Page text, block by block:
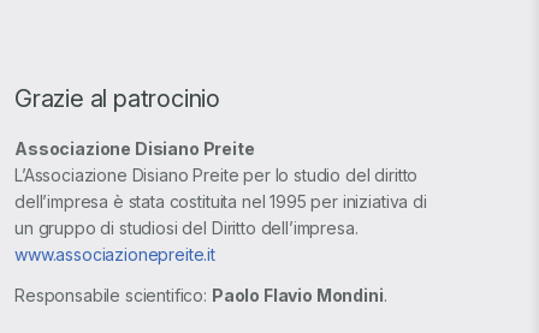
Grazie al patrocinio
Associazione Disiano Preite
L’Associazione Disiano Preite per lo studio del diritto
dell’impresa è stata costituita nel 1995 per iniziativa di
un gruppo di studiosi del Diritto dell’impresa.
www.associazionepreite.it
Responsabile scientifico: Paolo Flavio Mondini.